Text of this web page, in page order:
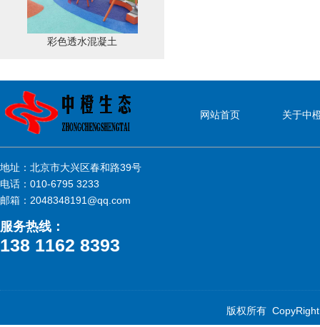
彩色透水混凝土
关于中
网站首页
地址：北京市大兴区春和路39号
电话：010-6795 3233
邮箱：2048348191@qq.com
服务热线：
138 1162 8393
版权所有